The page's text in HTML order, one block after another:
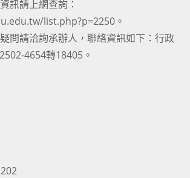
訊請上網查詢：
list.php?p=2250。
問請洽詢承辦人，聯絡資訊如下：行政
4654轉18405。
202